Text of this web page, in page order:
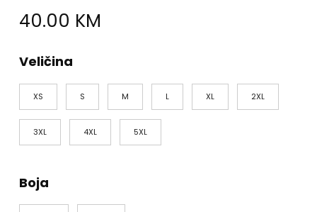
40.00 KM
Veličina
XS S M L XL 2XL
3XL 4XL 5XL
Boja